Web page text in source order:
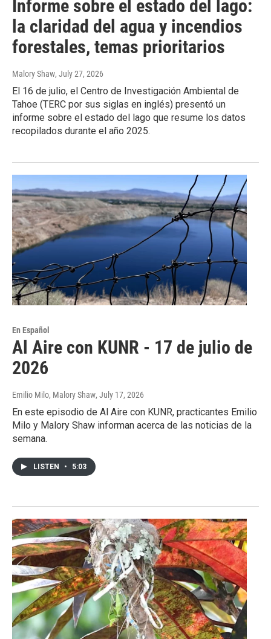
Informe sobre el estado del lago:
la claridad del agua y incendios
forestales, temas prioritarios
Malory Shaw, July 27, 2026
El 16 de julio, el Centro de Investigación Ambiental de
Tahoe (TERC por sus siglas en inglés) presentó un
informe sobre el estado del lago que resume los datos
recopilados durante el año 2025.
En Español
Al Aire con KUNR - 17 de julio de
2026
Emilio Milo, Malory Shaw, July 17, 2026
En este episodio de Al Aire con KUNR, practicantes Emilio
Milo y Malory Shaw informan acerca de las noticias de la
semana.
LISTEN • 5:03